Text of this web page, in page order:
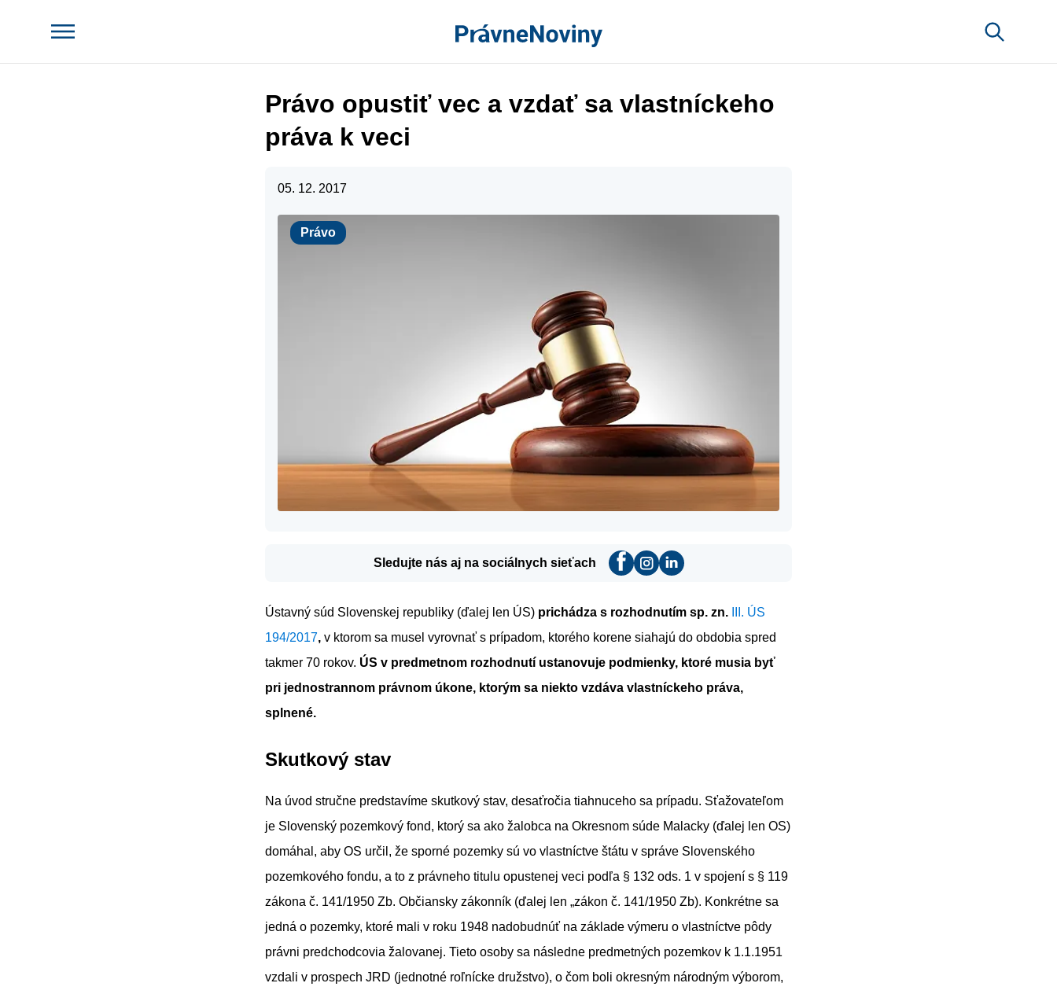
Právo opustiť vec a vzdať sa vlastníckeho
práva k veci
05. 12. 2017
Právo
Právo
Sledujte nás aj na sociálnych sieťach
Ústavný súd Slovenskej republiky (ďalej len ÚS) prichádza s rozhodnutím sp. zn.
III. ÚS
194/2017, v ktorom sa musel vyrovnať s prípadom, ktorého korene siahajú do obdobia spred
takmer 70 rokov. ÚS v predmetnom rozhodnutí ustanovuje podmienky, ktoré musia byť
pri jednostrannom právnom úkone, ktorým sa niekto vzdáva vlastníckeho práva,
splnené.
Skutkový stav
Na úvod stručne predstavíme skutkový stav, desaťročia tiahnuceho sa prípadu. Sťažovateľom
je Slovenský pozemkový fond, ktorý sa ako žalobca na Okresnom súde Malacky (ďalej len OS)
domáhal, aby OS určil, že sporné pozemky sú vo vlastníctve štátu v správe Slovenského
pozemkového fondu, a to z právneho titulu opustenej veci podľa § 132 ods. 1 v spojení s § 119
zákona č. 141/1950 Zb. Občiansky zákonník (ďalej len „zákon č. 141/1950 Zb). Konkrétne sa
jedná o pozemky, ktoré mali v roku 1948 nadobudnúť na základe výmeru o vlastníctve pôdy
právni predchodcovia žalovanej. Tieto osoby sa následne predmetných pozemkov k 1.1.1951
vzdali v prospech JRD (jednotné roľnícke družstvo), o čom boli okresným národným výborom,